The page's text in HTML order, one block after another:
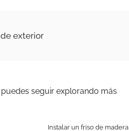
exterior
puedes seguir explorando más
Instalar un friso de madera